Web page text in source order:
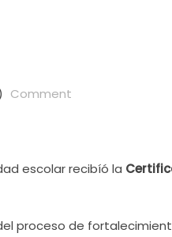
Comment
escolar recibíó la
proceso de